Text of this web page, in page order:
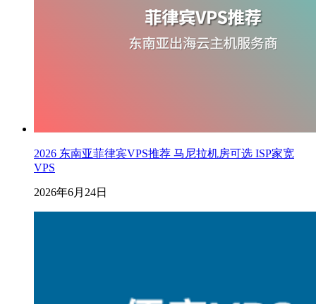
2026 东南亚菲律宾VPS推荐 马尼拉机房可选 ISP家宽
VPS
2026年6月24日